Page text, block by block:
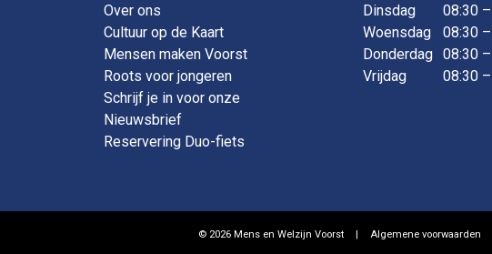
Over ons
Cultuur op de Kaart
Mensen maken Voorst
Roots voor jongeren
Schrijf je in voor onze
Nieuwsbrief
Reservering Duo-fiets
Dinsdag
08:30
Woensdag
08:30
Donderdag 08:30
Vrijdag
08:30
© 2026 Mens en Welzijn Voorst | Algemene voorwaarden